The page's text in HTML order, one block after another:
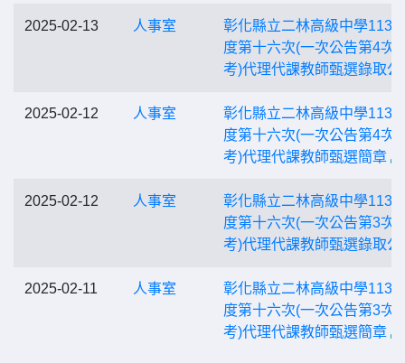
2025-02-13 人事室
彰化縣立二林高級中學113
度第十六次(一次公告第4次
考)代理代課教師甄選錄取公
2025-02-12 人事室
彰化縣立二林高級中學113
度第十六次(一次公告第4次
考)代理代課教師甄選簡章
2025-02-12 人事室
彰化縣立二林高級中學113
度第十六次(一次公告第3次
考)代理代課教師甄選錄取公
2025-02-11 人事室
彰化縣立二林高級中學113
度第十六次(一次公告第3次
考)代理代課教師甄選簡章